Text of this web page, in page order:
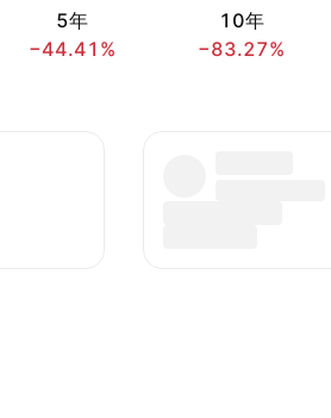
5年
−44.41%
10年
−83.27%